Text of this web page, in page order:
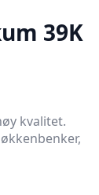
39K
kvalitet.